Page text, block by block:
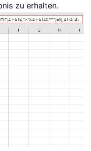
zu erhalten.